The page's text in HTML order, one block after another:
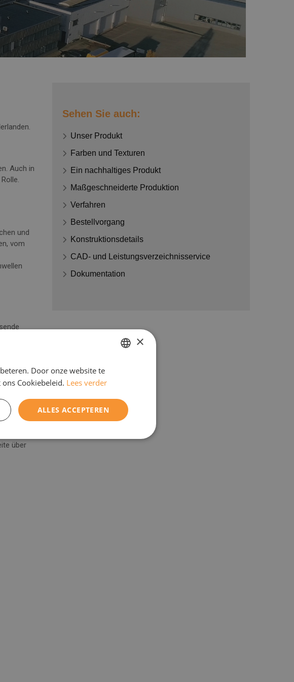
Auch in
und
vom
der
über
Sehen Sie auch:
Unser Produkt
Farben und Texturen
Ein nachhaltiges Produkt
Maßgeschneiderte Produktion
Verfahren
Bestellvorgang
Konstruktionsdetails
CAD- und Leistungsverzeichnisservice
Dokumentation
×
Door onze website te
Cookiebeleid. Lees verder
ALLES ACCEPTEREN